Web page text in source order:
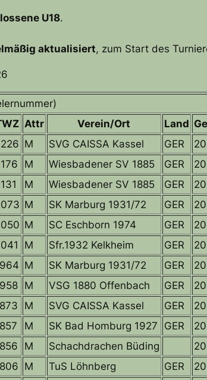
U18.
aktualisiert, zum Start des
Attr Verein/Ort Land
M SVG CAISSA Kassel GER
M Wiesbadener SV 1885 GER
M Wiesbadener SV 1885 GER
M SK Marburg 1931/72 GER
M SC Eschborn 1974 GER
M Sfr.1932 Kelkheim GER
M SK Marburg 1931/72 GER
M VSG 1880 Offenbach GER
M SVG CAISSA Kassel GER
M SK Bad Homburg 1927 GER
M Schachdrachen Büding
M TuS Löhnberg GER